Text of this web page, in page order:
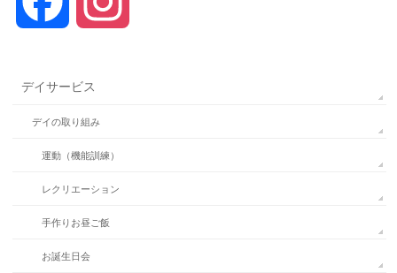
デイサービス
デイの取り組み
運動（機能訓練）
レクリエーション
手作りお昼ご飯
お誕生日会